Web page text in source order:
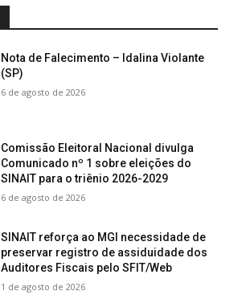
Nota de Falecimento – Idalina Violante
(SP)
6 de agosto de 2026
Comissão Eleitoral Nacional divulga
Comunicado nº 1 sobre eleições do
SINAIT para o triênio 2026-2029
6 de agosto de 2026
SINAIT reforça ao MGI necessidade de
preservar registro de assiduidade dos
Auditores Fiscais pelo SFIT/Web
1 de agosto de 2026